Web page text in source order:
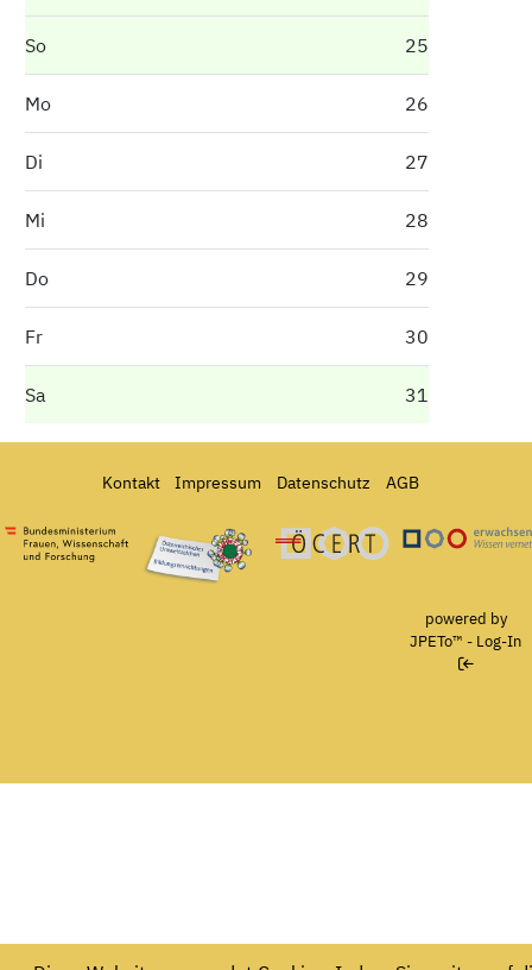
So 25
Mo 26
Di 27
Mi 28
Do 29
Fr 30
Sa 31
Kontakt Impressum Datenschutz AGB
Bundesministerium für Frauen, Wissenschaft und Forschung
Österreichisches Umweltzeichen für
Ö-Cert
powered by
JPETo™ - Log-In